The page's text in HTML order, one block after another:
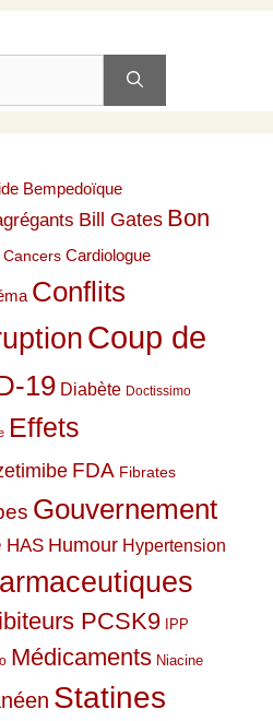
Bempedoïque
Bill Gates Bon
Cancers Cardiologue
Conflits
Coup de
19 Diabète Doctissimo
Effets
FDA Fibrates
Gouvernement
HAS Humour Hypertension
PCSK9 IPP
Médicaments Niacine
Statines